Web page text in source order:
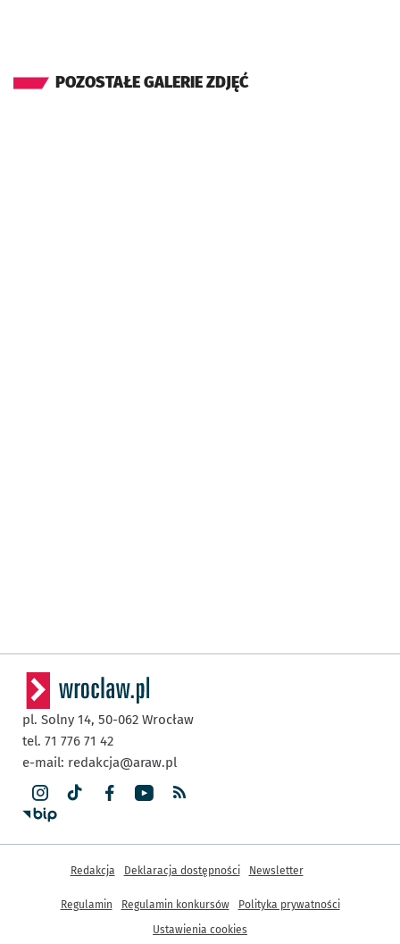
POZOSTAŁE GALERIE ZDJĘĆ
pl. Solny 14, 50-062 Wrocław
tel. 71 776 71 42
e-mail: redakcja@araw.pl
Inne informacje
Redakcja Deklaracja dostępności Newsletter
Regulamin Regulamin konkursów
Polityka prywatności
Ustawienia cookies